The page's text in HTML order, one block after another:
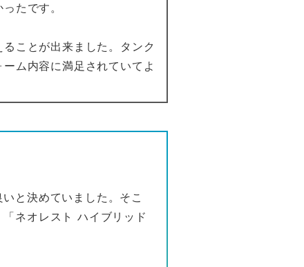
たです。
ことが出来ました。タンク
ム内容に満足されていてよ
と決めていました。そこ
ネオレスト ハイブリッド